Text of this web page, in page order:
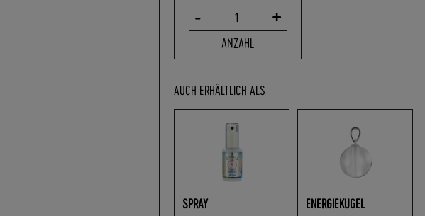
- 1 +
ANZAHL
AUCH ERHÄLTLICH ALS
SPRAY
ENERGIEKUGEL